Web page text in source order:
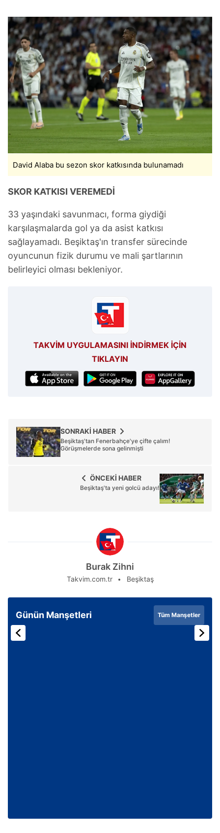
Çerezlere ilişkin tercihlerinizi aşağıda yer alan panel
vasıtasıyla belirleyebilirsiniz. Çerezlere ilişkin detaylı bilgi
için Ayarlar butonuna tıklayabilir, Çerez Bilgilendirme
Metnimiziziyaret edebilirsiniz.
6698 sayılı Kişisel Verilerin Korunması Kanunu uyarınca
hazırlanmış Aydınlatma Metnimizi okumak ve sitemizde
ilgili mevzuata uygun olarak kullanılan çerezlerle ilgili bilgi
almak için lütfen
tıklayınız.
David Alaba bu sezon skor katkısında bulunamadı
SKOR KATKISI VEREMEDİ
33 yaşındaki savunmacı, forma giydiği
karşılaşmalarda gol ya da asist katkısı
sağlayamadı. Beşiktaş'ın transfer sürecinde
oyuncunun fizik durumu ve mali şartlarının
belirleyici olması bekleniyor.
TAKVİM UYGULAMASINI İNDİRMEK İÇİN
TIKLAYIN
SONRAKİ HABER
Beşiktaş'tan Fenerbahçe'ye çifte çalım!
Görüşmelerde sona gelinmişti
ÖNCEKİ HABER
Beşiktaş'ta yeni golcü adayı!
Burak Zihni
Takvim.com.tr Beşiktaş
Günün Manşetleri Tüm Manşetler